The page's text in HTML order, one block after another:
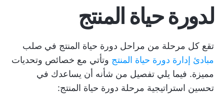
لدورة حياة المنتج
تقع كل مرحلة من مراحل دورة حياة المنتج في صلب
مبادئ إدارة دورة حياة المنتج وتأتي مع خصائص وتحديات
مميزة. فيما يلي تفصيل من شأنه أن يساعدك في
تحسين استراتيجية مرحلة دورة حياة المنتج: